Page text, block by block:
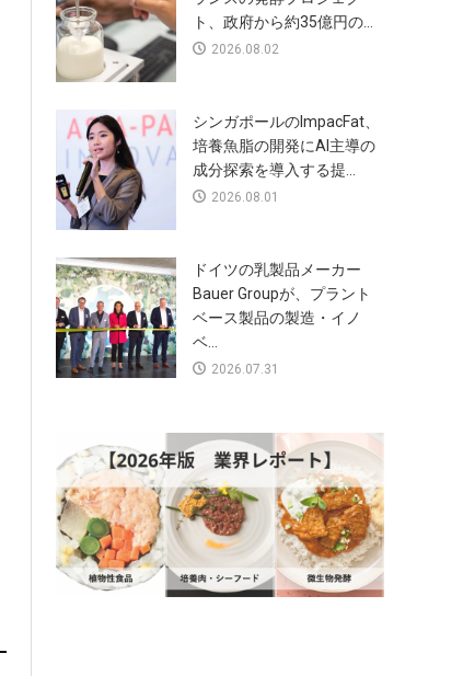
ト、政府から約35億円の...
2026.08.02
シンガポールのImpacFat、
培養魚脂の開発にAI主導の
成分探索を導入する提...
2026.08.01
ドイツの乳製品メーカー
Bauer Groupが、プラント
ベース製品の製造・イノ
ベ...
2026.07.31